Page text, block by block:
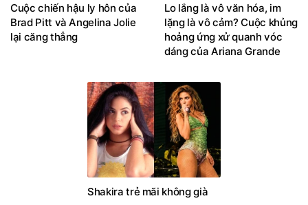
Cuộc chiến hậu ly hôn của
Brad Pitt và Angelina Jolie
lại căng thẳng
Lo lắng là vô văn hóa, im
lặng là vô cảm? Cuộc khủng
hoảng ứng xử quanh vóc
dáng của Ariana Grande
Shakira trẻ mãi không già